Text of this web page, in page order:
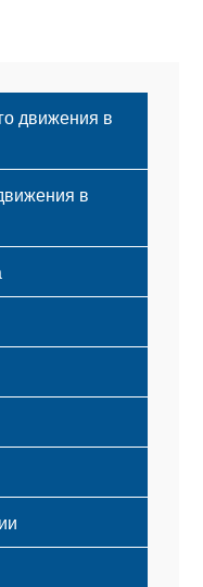
движения в
в